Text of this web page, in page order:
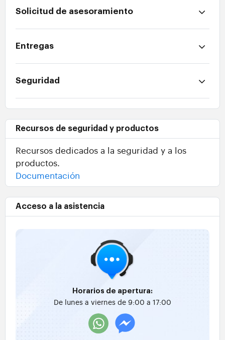
Solicitud de asesoramiento
Entregas
Seguridad
Recursos de seguridad y productos
Recursos dedicados a la seguridad y a los
productos.
Documentación
Acceso a la asistencia
Horarios de apertura:
De lunes a viernes de 9:00 a 17:00